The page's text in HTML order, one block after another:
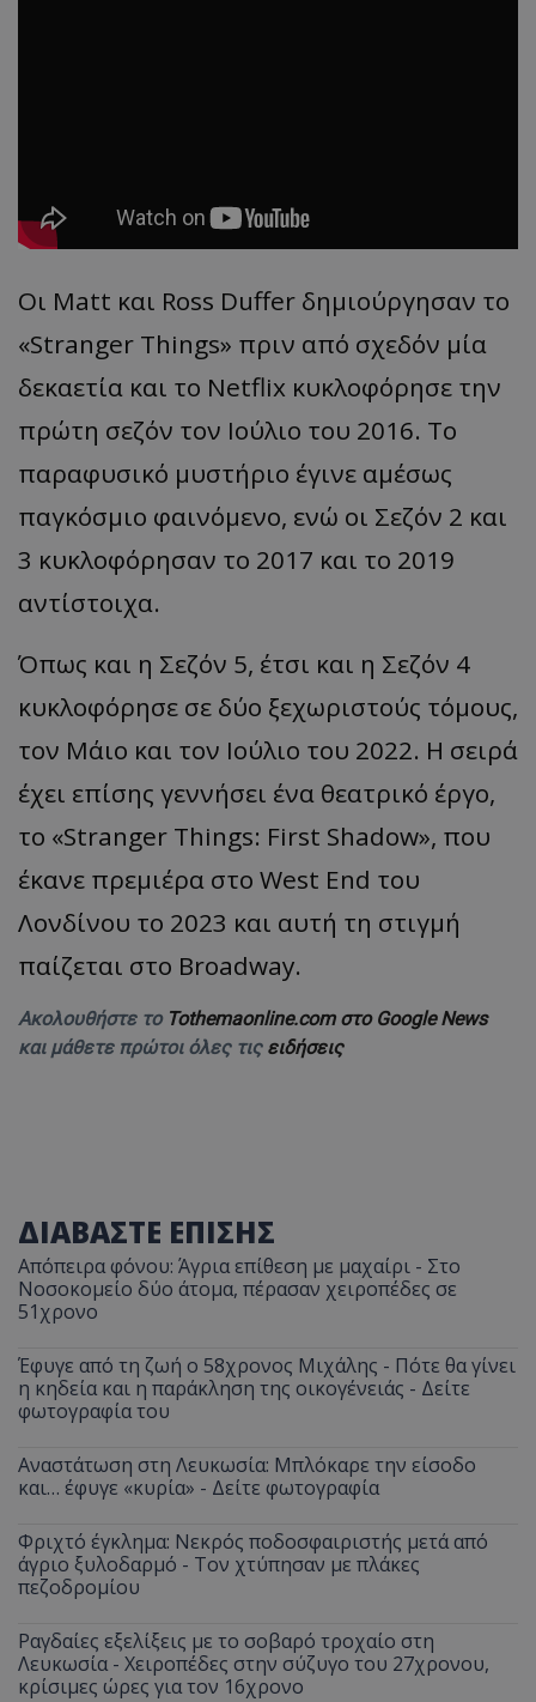
Οι Matt και Ross Duffer δημιούργησαν το
«Stranger Things» πριν από σχεδόν μία
δεκαετία και το Netflix κυκλοφόρησε την
πρώτη σεζόν τον Ιούλιο του 2016. Το
παραφυσικό μυστήριο έγινε αμέσως
παγκόσμιο φαινόμενο, ενώ οι Σεζόν 2 και
3 κυκλοφόρησαν το 2017 και το 2019
αντίστοιχα.
Όπως και η Σεζόν 5, έτσι και η Σεζόν 4
κυκλοφόρησε σε δύο ξεχωριστούς τόμους,
τον Μάιο και τον Ιούλιο του 2022. Η σειρά
έχει επίσης γεννήσει ένα θεατρικό έργο,
το «Stranger Things: First Shadow», που
έκανε πρεμιέρα στο West End του
Λονδίνου το 2023 και αυτή τη στιγμή
παίζεται στο Broadway.
Ακολουθήστε το Tothemaonline.com στο Google News
και μάθετε πρώτοι όλες τις ειδήσεις
ΔΙΑΒΑΣΤΕ ΕΠΙΣΗΣ
Απόπειρα φόνου: Άγρια επίθεση με μαχαίρι - Στο
Νοσοκομείο δύο άτομα, πέρασαν χειροπέδες σε
51χρονο
Έφυγε από τη ζωή ο 58χρονος Μιχάλης - Πότε θα γίνει
η κηδεία και η παράκληση της οικογένειάς - Δείτε
φωτογραφία του
Αναστάτωση στη Λευκωσία: Μπλόκαρε την είσοδο
και… έφυγε «κυρία» - Δείτε φωτογραφία
Φριχτό έγκλημα: Νεκρός ποδοσφαιριστής μετά από
άγριο ξυλοδαρμό - Τον χτύπησαν με πλάκες
πεζοδρομίου
Ραγδαίες εξελίξεις με το σοβαρό τροχαίο στη
Λευκωσία - Χειροπέδες στην σύζυγο του 27χρονου,
κρίσιμες ώρες για τον 16χρονο